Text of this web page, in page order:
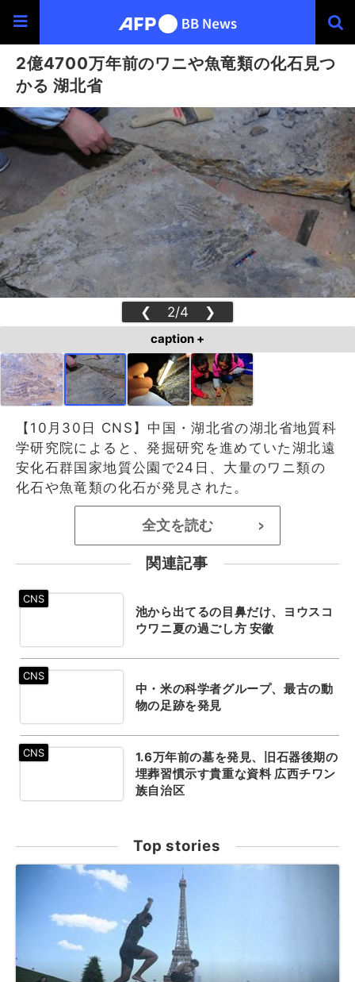
2億4700万年前のワニや魚竜類の化石見つ
かる 湖北省
❮ 2/4 ❯
caption +
【10月30日 CNS】中国・湖北省の湖北省地質科
学研究院によると、発掘研究を進めていた湖北遠
安化石群国家地質公園で24日、大量のワニ類の
化石や魚竜類の化石が発見された。
全文を読む >
関連記事
池から出てるの目鼻だけ、ヨウスコ
ウワニ夏の過ごし方 安徽
中・米の科学者グループ、最古の動
物の足跡を発見
1.6万年前の墓を発見、旧石器後期の
埋葬習慣示す貴重な資料 広西チワン
族自治区
Top stories